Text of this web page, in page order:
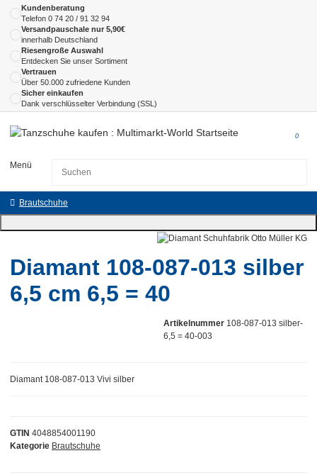
Kundenberatung
Telefon 0 74 20 / 91 32 94
Versandpauschale nur 5,90€
innerhalb Deutschland
Riesengroße Auswahl
Entdecken Sie unser Sortiment
Vertrauen
Über 50.000 zufriedene Kunden
Sicher einkaufen
Dank verschlüsselter Verbindung (SSL)
Menü
0
Brautschuhe
Diamant 108-087-013 silber
6,5 cm 6,5 = 40
Artikelnummer 108-087-013 silber-
6,5 = 40-003
GTIN 4048854001190
Kategorie Brautschuhe
Diamant 108-087-013 Vivi silber